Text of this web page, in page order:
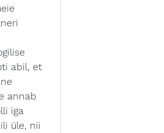
abil, et
annab
iga
üle, nii